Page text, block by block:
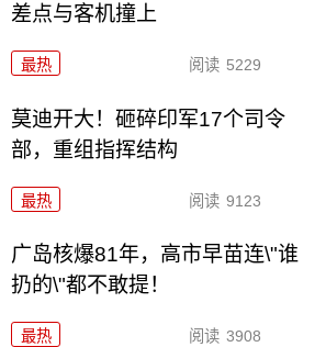
差点与客机撞上
最热 阅读 5229
莫迪开大！砸碎印军17个司令
部，重组指挥结构
最热 阅读 9123
广岛核爆81年，高市早苗连\"谁
扔的\"都不敢提！
最热 阅读 3908